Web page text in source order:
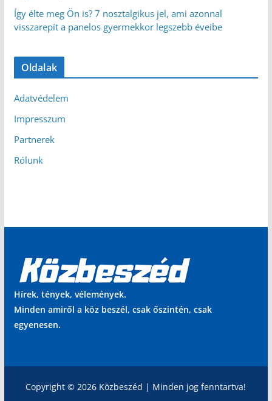
Így élte meg Ön is? 7 nosztalgikus jel, ami azonnal
visszarepít a panelos gyermekkor legszebb éveibe
Oldalak
Adatvédelem
Impresszum
Partnerek
Rólunk
Hírek, tények, vélemények.
Minden amiről a köz beszél, csak őszintén, csak
egyenesen.
Copyright © 2026 Közbeszéd | Minden jog fenntartva!